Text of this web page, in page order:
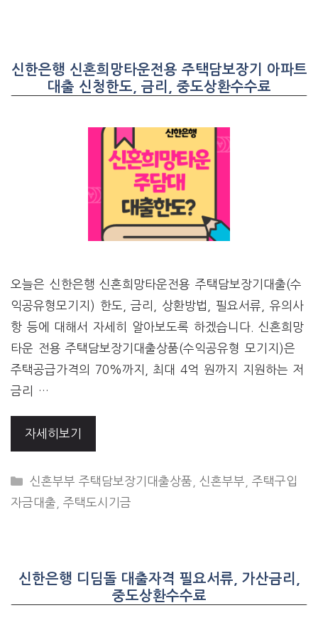
신한은행 신혼희망타운전용 주택담보장기 아파트
대출 신청한도, 금리, 중도상환수수료
오늘은 신한은행 신혼희망타운전용 주택담보장기대출(수
익공유형모기지) 한도, 금리, 상환방법, 필요서류, 유의사
항 등에 대해서 자세히 알아보도록 하겠습니다. 신혼희망
타운 전용 주택담보장기대출상품(수익공유형 모기지)은
주택공급가격의 70%까지, 최대 4억 원까지 지원하는 저
금리 …
자세히보기
CATEGORIES
신혼부부 주택담보장기대출상품 ,신혼부부 ,주택구입
자금대출
주택도시기금
신한은행 디딤돌 대출자격 필요서류, 가산금리,
중도상환수수료